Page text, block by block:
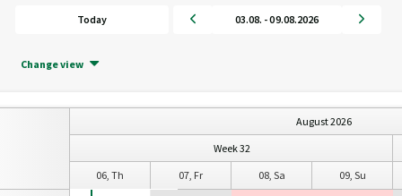
Today 03.08. - 09.08.2026
Change view
August 2026
Week 32
06, Th 07, Fr 08, Sa 09, Su